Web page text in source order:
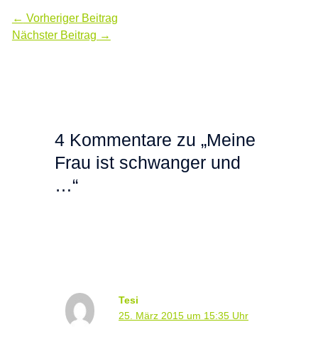
← Vorheriger Beitrag
Nächster Beitrag →
4 Kommentare zu „Meine
Frau ist schwanger und
…“
Tesi
25. März 2015 um 15:35 Uhr